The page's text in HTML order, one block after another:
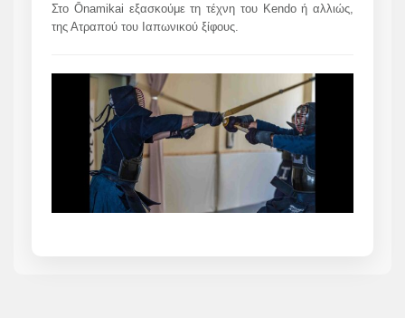
Στο Ōnamikai εξασκούμε τη τέχνη του Kendo ή αλλιώς,
της Ατραπού του Ιαπωνικού ξίφους.